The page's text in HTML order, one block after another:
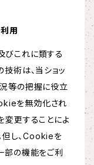
用
びこれに類する
術は、当ショッ
等の把握に役立
を無効化され
変更することによ
但し、Cookieを
部の機能をご利